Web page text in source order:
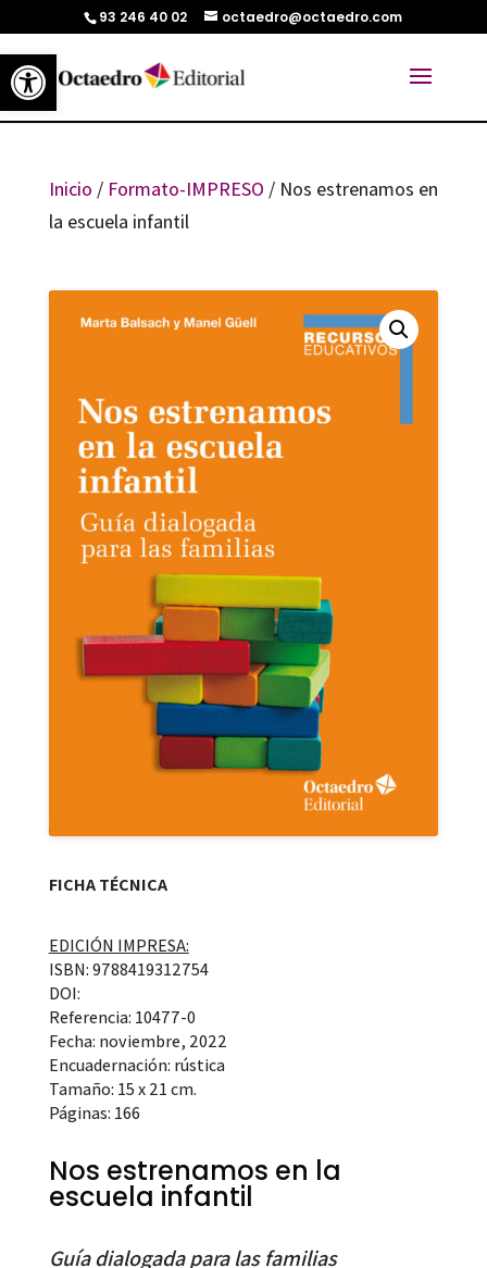
Abrir barra de herramientas
93 246 40 02 octaedro@octaedro.com
Inicio / Formato-IMPRESO / Nos estrenamos en
la escuela infantil
FICHA TÉCNICA
EDICIÓN IMPRESA:
ISBN: 9788419312754
DOI:
Referencia: 10477-0
Fecha: noviembre, 2022
Encuadernación: rústica
Tamaño: 15 x 21 cm.
Páginas: 166
Nos estrenamos en la
escuela infantil
Guía dialogada para las familias